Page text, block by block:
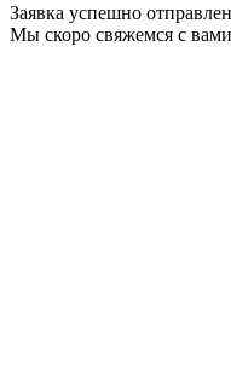
Заявка успешно
Мы скоро свяжемся с